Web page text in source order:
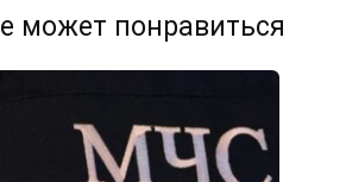
может понравиться